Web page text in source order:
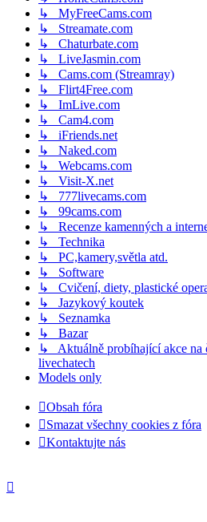
↳ MyFreeCams.com
↳ Streamate.com
↳ Chaturbate.com
↳ LiveJasmin.com
↳ Cams.com (Streamray)
↳ Flirt4Free.com
↳ ImLive.com
↳ Cam4.com
↳ iFriends.net
↳ Naked.com
↳ Webcams.com
↳ Visit-X.net
↳ 777livecams.com
↳ 99cams.com
↳ Recenze kamenných a
↳ Technika
↳ PC,kamery,světla atd.
↳ Software
↳ Cvičení, diety, plastické
↳ Jazykový koutek
↳ Seznamka
↳ Bazar
↳ Aktuálně probíhající akce na
livechatech
Models only
Obsah fóra
Smazat všechny cookies z fóra
Kontaktujte nás